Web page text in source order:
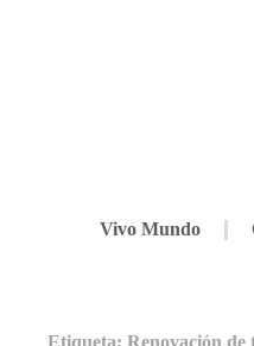
Vivo Mundo
Etiqueta: Renovación de